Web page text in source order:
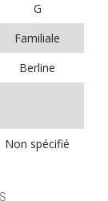
G
Familiale
Berline
Non spécifié